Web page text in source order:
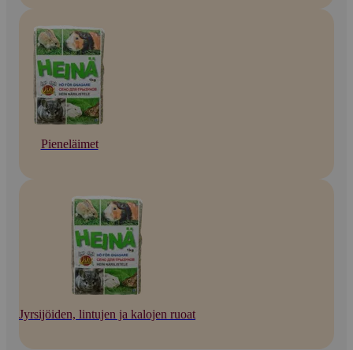
Pieneläimet
Jyrsijöiden, lintujen ja kalojen ruoat